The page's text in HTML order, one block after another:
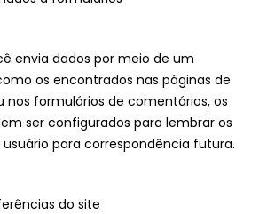
envia dados por meio de um
os encontrados nas páginas de
formulários de comentários, os
ser configurados para lembrar os
para correspondência futura.
do site